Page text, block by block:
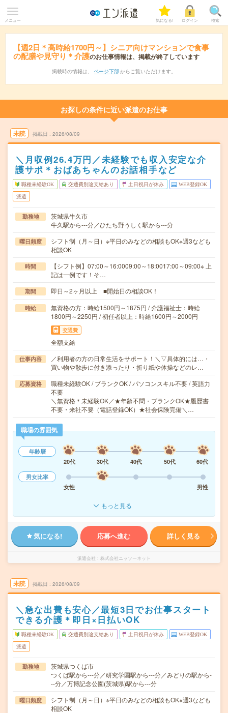
メニュー 気になる! ログイン 検索
【週2日＊高時給1700円～】シニア向けマンションで食事
の配膳や見守り＊介護のお仕事情報は、掲載が終了しています
掲載時の情報は、 ページ下部 からご覧いただけます。
お探しの条件に近い派遣のお仕事
未読 掲載日 2026/08/09
＼月収例26.4万円／未経験でも収入安定な介
護サポ＊おばあちゃんのお話相手など
職種未経験OK 交通費別途支給あり 土日祝日が休み WEB登録OK
派遣
勤務地
茨城県牛久市
牛久駅から---分／ひたち野うしく駅から---分
曜日頻度
シフト制（月～日）※平日のみなどの相談もOK※週3なども
相談OK
時間
【シフト例】07:00～16:0009:00～18:0017:00～09:00※ 上
記は一例です！そ…
期間 即日～2ヶ月以上 ■開始日の相談OK！
時給
無資格の方：時給1500円～1875円 / 介護福祉士：時給
1800円～2250円 / 初任者以上：時給1600円～2000円
交通費
全額支給
仕事内容
／利用者の方の日常生活をサポート！＼▽具体的には…・
買い物や散歩に付き添ったり・折り紙や体操などのレ…
応募資格
職種未経験OK / ブランクOK / パソコンスキル不要 / 英語力
不要
＼無資格＊未経験OK／★年齢不問・ブランクOK★履歴書
不要・来社不要（電話登録OK）★社会保険完備＼…
職場の雰囲気
年齢層
20代
30代 40代 50代
60代
男女比率
女性
男性
もっと見る
気になる! 応募へ進む 詳しく見る
派遣会社 株式会社ニッソーネット
未読 掲載日 2026/08/09
＼急な出費も安心／最短3日でお仕事スタート
できる介護＊即日×日払いOK
職種未経験OK 交通費別途支給あり 土日祝日が休み WEB登録OK
派遣
勤務地
茨城県つくば市
つくば駅から---分／研究学園駅から---分／みどりの駅から-
--分／万博記念公園(茨城県)駅から---分
曜日頻度
シフト制（月～日）※平日のみなどの相談もOK※週3なども
相談OK